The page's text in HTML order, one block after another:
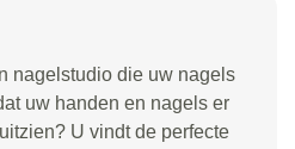
nagelstudio die uw nagels
uw handen en nagels er
U vindt de perfecte